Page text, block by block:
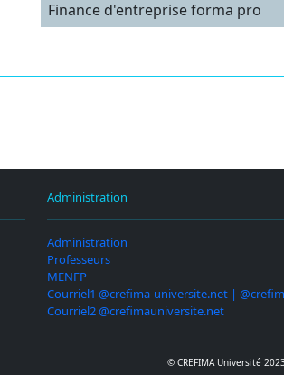
Finance d'entreprise forma pro
Administration
Administration
Professeurs
MENFP
Courriel1 @crefima-universite.net |
Courriel2 @crefimauniversite.net
© CREFIMA Université